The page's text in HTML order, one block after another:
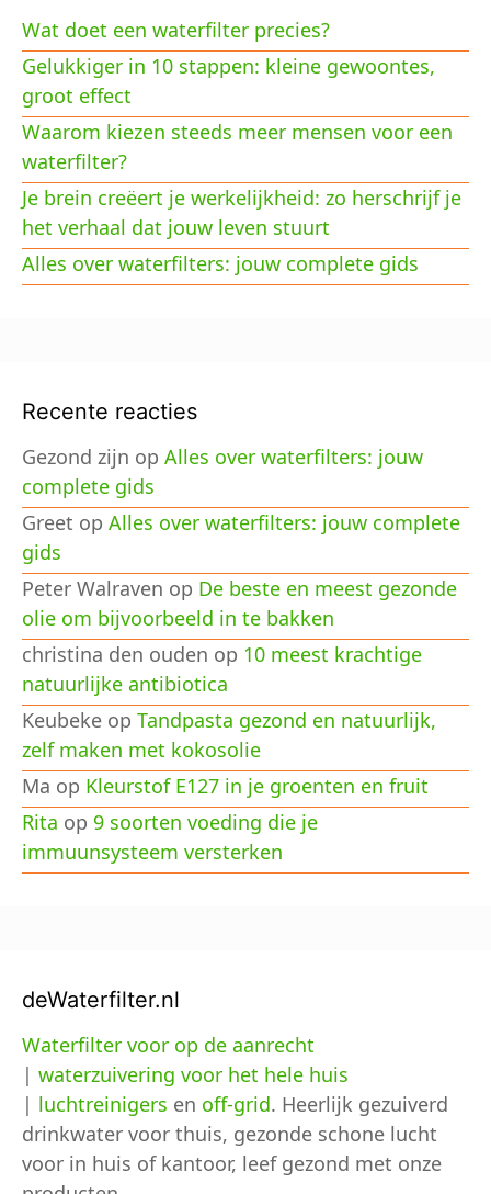
Wat doet een waterfilter precies?
Gelukkiger in 10 stappen: kleine gewoontes,
groot effect
Waarom kiezen steeds meer mensen voor een
waterfilter?
Je brein creëert je werkelijkheid: zo herschrijf je
het verhaal dat jouw leven stuurt
Alles over waterfilters: jouw complete gids
Recente reacties
Gezond zijn op Alles over waterfilters: jouw
complete gids
Greet op Alles over waterfilters: jouw complete
gids
Peter Walraven op De beste en meest gezonde
olie om bijvoorbeeld in te bakken
christina den ouden op 10 meest krachtige
natuurlijke antibiotica
Keubeke op Tandpasta gezond en natuurlijk,
zelf maken met kokosolie
Ma op Kleurstof E127 in je groenten en fruit
Rita op 9 soorten voeding die je
immuunsysteem versterken
deWaterfilter.nl
Waterfilter voor op de aanrecht
| waterzuivering voor het hele huis
| luchtreinigers en off-grid. Heerlijk gezuiverd
drinkwater voor thuis, gezonde schone lucht
voor in huis of kantoor, leef gezond met onze